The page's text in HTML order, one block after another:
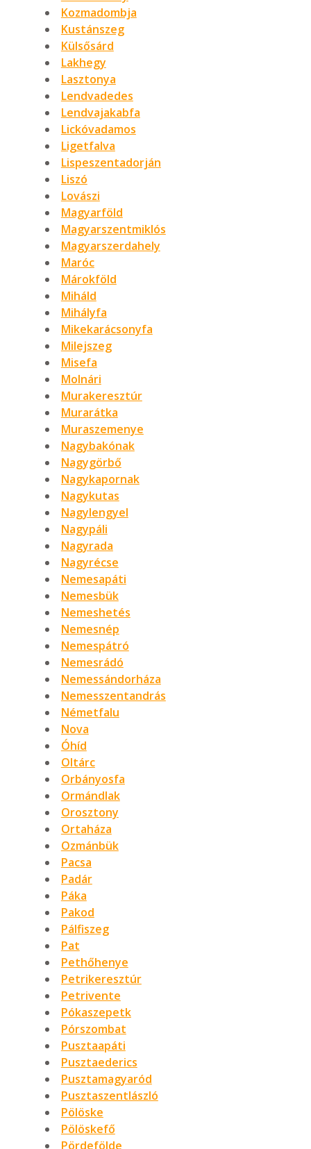
Kozmadombja
Kustánszeg
Külsősárd
Lakhegy
Lasztonya
Lendvadedes
Lendvajakabfa
Lickóvadamos
Ligetfalva
Lispeszentadorján
Liszó
Lovászi
Magyarföld
Magyarszentmiklós
Magyarszerdahely
Maróc
Márokföld
Miháld
Mihályfa
Mikekarácsonyfa
Milejszeg
Misefa
Molnári
Murakeresztúr
Murarátka
Muraszemenye
Nagybakónak
Nagygörbő
Nagykapornak
Nagykutas
Nagylengyel
Nagypáli
Nagyrada
Nagyrécse
Nemesapáti
Nemesbük
Nemeshetés
Nemesnép
Nemespátró
Nemesrádó
Nemessándorháza
Nemesszentandrás
Németfalu
Nova
Óhíd
Oltárc
Orbányosfa
Ormándlak
Orosztony
Ortaháza
Ozmánbük
Pacsa
Padár
Páka
Pakod
Pálfiszeg
Pat
Pethőhenye
Petrikeresztúr
Petrivente
Pókaszepetk
Pórszombat
Pusztaapáti
Pusztaederics
Pusztamagyaród
Pusztaszentlászló
Pölöske
Pölöskefő
Pördefölde